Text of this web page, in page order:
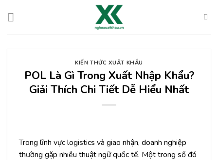
đến
KIẾN THỨC XUẤT KHẨU
POL Là Gì Trong Xuất Nhập Khẩu?
Giải Thích Chi Tiết Dễ Hiểu Nhất
Trong lĩnh vực logistics và giao nhận, doanh nghiệp
thường gặp nhiều thuật ngữ quốc tế. Một trong số đó